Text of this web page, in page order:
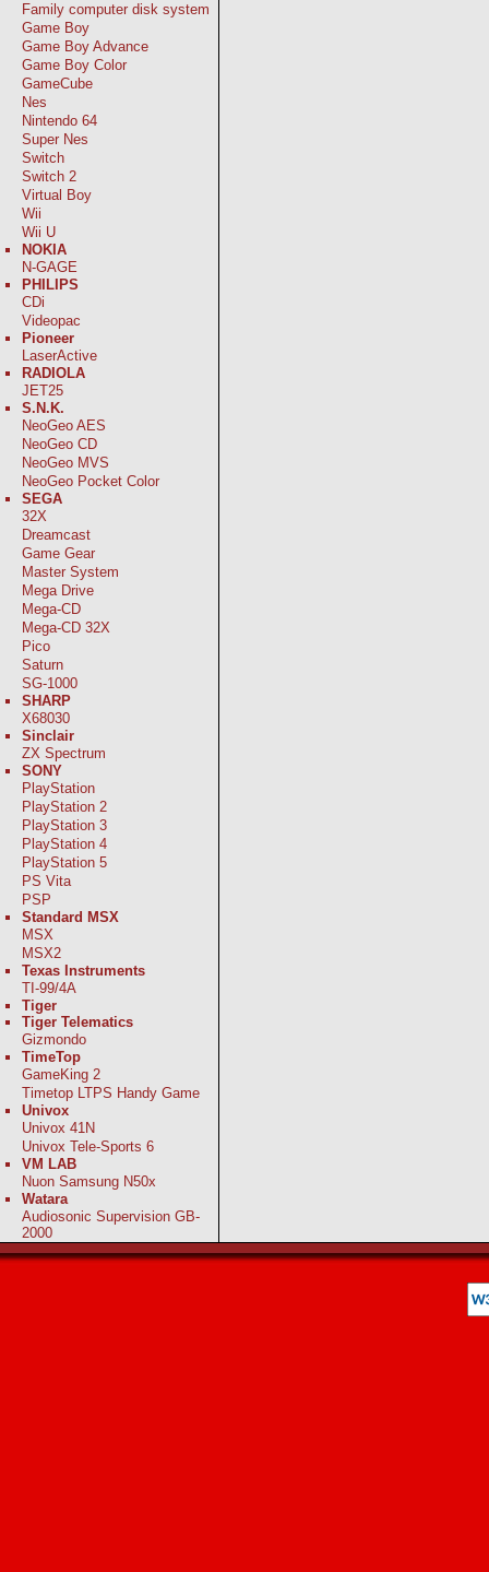
Family computer disk system
Game Boy
Game Boy Advance
Game Boy Color
GameCube
Nes
Nintendo 64
Super Nes
Switch
Switch 2
Virtual Boy
Wii
Wii U
NOKIA
N-GAGE
PHILIPS
CDi
Videopac
Pioneer
LaserActive
RADIOLA
JET25
S.N.K.
NeoGeo AES
NeoGeo CD
NeoGeo MVS
NeoGeo Pocket Color
SEGA
32X
Dreamcast
Game Gear
Master System
Mega Drive
Mega-CD
Mega-CD 32X
Pico
Saturn
SG-1000
SHARP
X68030
Sinclair
ZX Spectrum
SONY
PlayStation
PlayStation 2
PlayStation 3
PlayStation 4
PlayStation 5
PS Vita
PSP
Standard MSX
MSX
MSX2
Texas Instruments
TI-99/4A
Tiger
Tiger Telematics
Gizmondo
TimeTop
GameKing 2
Timetop LTPS Handy Game
Univox
Univox 41N
Univox Tele-Sports 6
VM LAB
Nuon Samsung N50x
Watara
Audiosonic Supervision GB-
2000